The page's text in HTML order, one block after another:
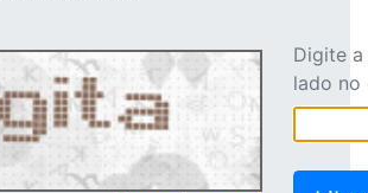
Digite
lado no